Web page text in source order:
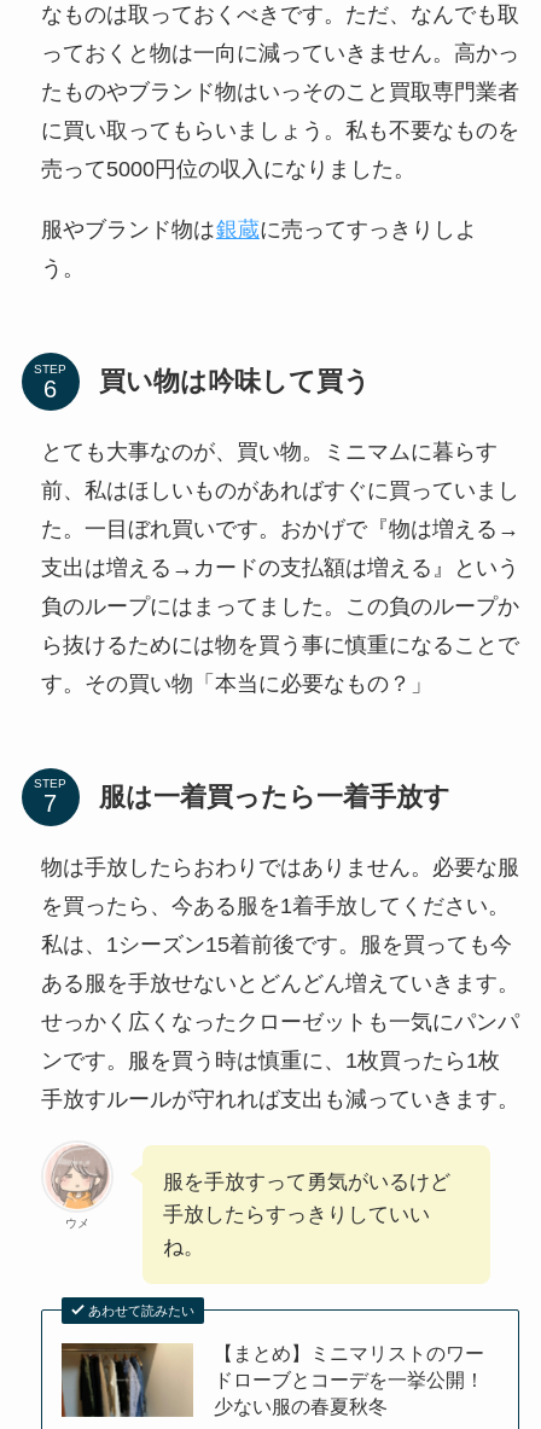
なものは取っておくべきです。ただ、なんでも取
っておくと物は一向に減っていきません。高かっ
たものやブランド物はいっそのこと買取専門業者
に買い取ってもらいましょう。私も不要なものを
売って5000円位の収入になりました。
服やブランド物は銀蔵に売ってすっきりしよ
う。
STEP 買い物は吟味して買う
とても大事なのが、買い物。ミニマムに暮らす
前、私はほしいものがあればすぐに買っていまし
た。一目ぼれ買いです。おかげで『物は増える→
支出は増える→カードの支払額は増える』という
負のループにはまってました。この負のループか
ら抜けるためには物を買う事に慎重になることで
す。その買い物「本当に必要なもの？」
STEP 服は一着買ったら一着手放す
物は手放したらおわりではありません。必要な服
を買ったら、今ある服を1着手放してください。
私は、1シーズン15着前後です。服を買っても今
ある服を手放せないとどんどん増えていきます。
せっかく広くなったクローゼットも一気にパンパ
ンです。服を買う時は慎重に、1枚買ったら1枚
手放すルールが守れれば支出も減っていきます。
ウメ
服を手放すって勇気がいるけど
手放したらすっきりしていい
ね。
あわせて読みたい
【まとめ】ミニマリストのワー
ドローブとコーデを一挙公開！
少ない服の春夏秋冬